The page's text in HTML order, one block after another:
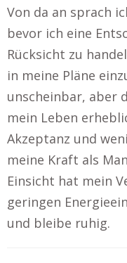
Von da an sprach
bevor ich eine
Rücksicht zu
in meine Pläne
unscheinbar, aber
mein Leben
Akzeptanz und
meine Kraft als
Einsicht hat mein
geringen
und bleibe ruhig.